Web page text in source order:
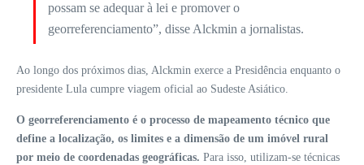
possam se adequar à lei e promover o
georreferenciamento”, disse Alckmin a jornalistas.
Ao longo dos próximos dias, Alckmin exerce a Presidência enquanto o
presidente Lula cumpre viagem oficial ao Sudeste Asiático.
O georreferenciamento é o processo de mapeamento técnico que
define a localização, os limites e a dimensão de um imóvel rural
por meio de coordenadas geográficas. Para isso, utilizam-se técnicas